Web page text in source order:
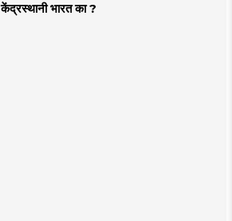
केंद्रस्थानी भारत का ?